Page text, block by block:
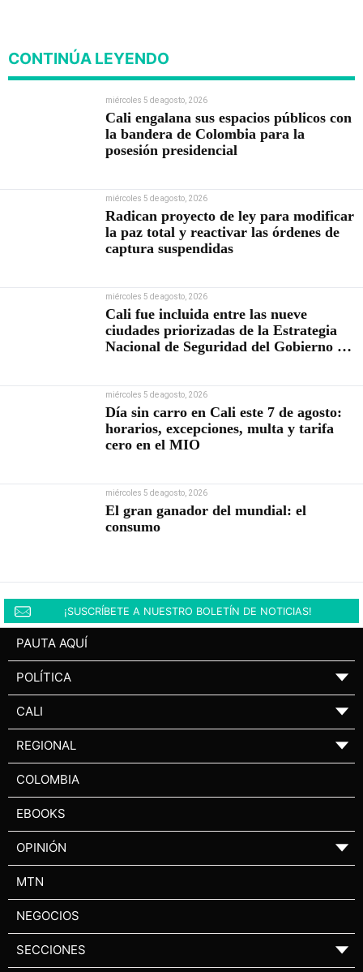
CONTINÚA LEYENDO
miércoles 5 de agosto, 2026
Cali engalana sus espacios públicos con
la bandera de Colombia para la
posesión presidencial
miércoles 5 de agosto, 2026
Radican proyecto de ley para modificar
la paz total y reactivar las órdenes de
captura suspendidas
miércoles 5 de agosto, 2026
Cali fue incluida entre las nueve
ciudades priorizadas de la Estrategia
Nacional de Seguridad del Gobierno de
miércoles 5 de agosto, 2026
Día sin carro en Cali este 7 de agosto:
horarios, excepciones, multa y tarifa
cero en el MIO
miércoles 5 de agosto, 2026
El gran ganador del mundial: el
consumo
¡SUSCRÍBETE A NUESTRO BOLETÍN DE NOTICIAS!
PAUTA AQUÍ
POLÍTICA ▼
CALI ▼
REGIONAL ▼
COLOMBIA
EBOOKS
OPINIÓN ▼
MTN
NEGOCIOS
SECCIONES ▼